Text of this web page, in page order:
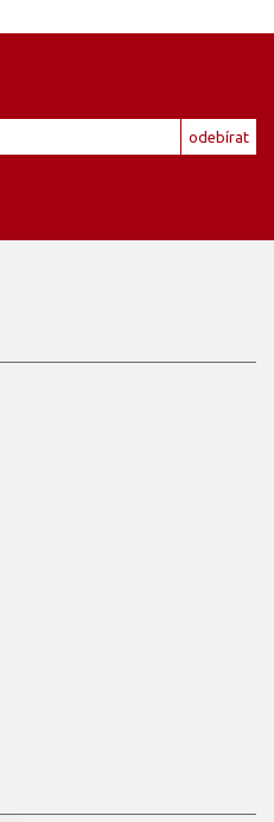
odebírat